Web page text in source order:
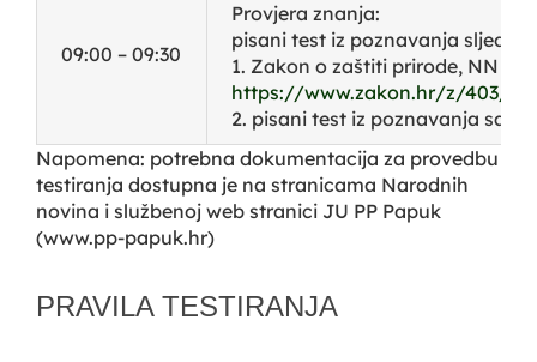
09:00 – 09:30
Provjera znanja:
pisani test iz poznavanja
1. Zakon o zaštiti prirode, NN 80/
https://www.zakon.hr/z/403/
2. pisani test iz poznavanja
Napomena: potrebna dokumentacija za provedbu
testiranja dostupna je na stranicama Narodnih
novina i službenoj web stranici JU PP Papuk
(www.pp-papuk.hr)
PRAVILA TESTIRANJA